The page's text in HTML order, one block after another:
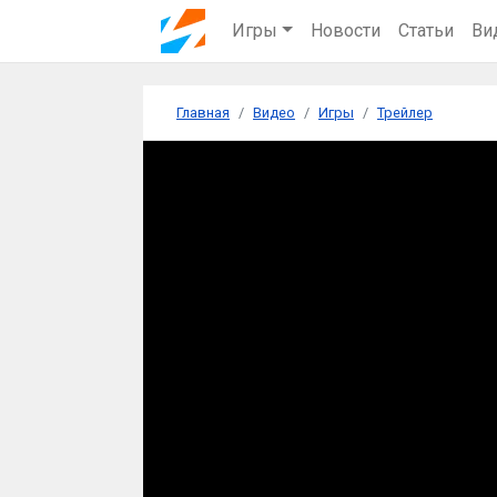
Игры Новости Статьи
Главная Видео Игры Трейлер